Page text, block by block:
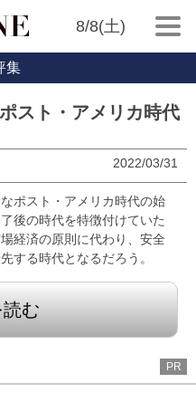
8/8(土)
集
スト・アメリカ時代
2022/03/31
ポスト・アメリカ時代の始
後の時代を特徴付けていた
経済の原則に代わり、安全
する時代となるだろう。
む
PR